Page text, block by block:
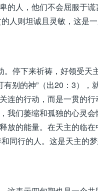
的人，他们不会屈服于
人则坦诚且灵敏，这是
停下来祈祷，好领受
别的神”（出20：3）
连的行动，而是一贯的
我们萎缩和孤独的心灵
放的能量。在天主的临
同行的人。这是天主的